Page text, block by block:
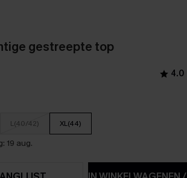
gestreepte top
4.0
L(40/42) XL(44)
19 aug.